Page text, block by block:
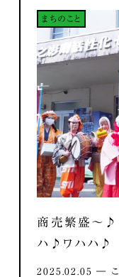
まちのこと
商売繁盛～♪
ハ♪ワハハ♪
2025.02.05 ― こ